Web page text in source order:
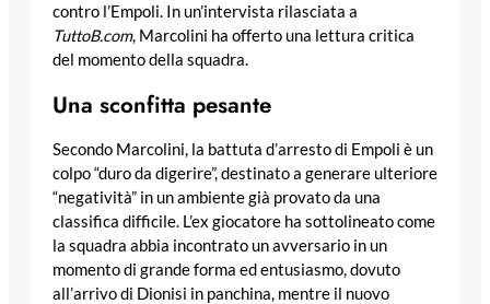
contro l’Empoli. In un’intervista rilasciata a
TuttoB.com, Marcolini ha offerto una lettura critica
del momento della squadra.
Una sconfitta pesante
Secondo Marcolini, la battuta d’arresto di Empoli è un
colpo “duro da digerire”, destinato a generare ulteriore
“negatività” in un ambiente già provato da una
classifica difficile. L’ex giocatore ha sottolineato come
la squadra abbia incontrato un avversario in un
momento di grande forma ed entusiasmo, dovuto
all’arrivo di Dionisi in panchina, mentre il nuovo